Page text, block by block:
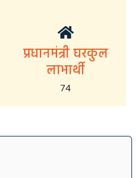
प्रधानमंत्री घरकुल
लाभार्थी
74